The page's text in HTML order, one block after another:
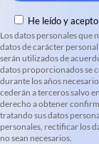
He leído y
Los datos personales que
datos de carácter
serán utilizados de
datos proporcionados se
durante los años
cederán a terceros salvo
derecho a obtener
tratando sus datos
personales, rectificar los
no sean necesarios.